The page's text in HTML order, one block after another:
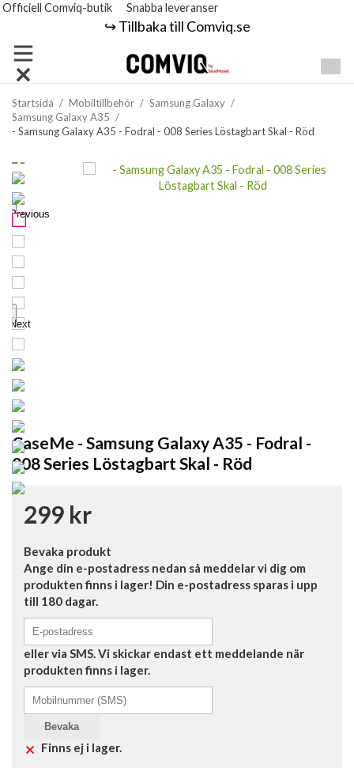
Officiell Comviq-butik Snabba leveranser
↪️ Tillbaka till Comviq.se
Startsida / Mobiltillbehör / Samsung Galaxy /
Samsung Galaxy A35 /
- Samsung Galaxy A35 - Fodral - 008 Series Löstagbart Skal - Röd
Previous
Next
CaseMe - Samsung Galaxy A35 - Fodral -
008 Series Löstagbart Skal - Röd
299 kr
Bevaka produkt
Ange din e-postadress nedan så meddelar vi dig om
produkten finns i lager! Din e-postadress sparas i upp
till 180 dagar.
eller via SMS. Vi skickar endast ett meddelande när
produkten finns i lager.
Bevaka
Finns ej i lager.